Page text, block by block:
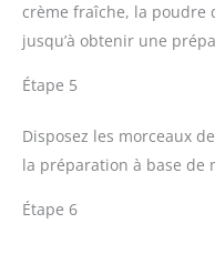
crème fraîche, la poudre
jusqu’à obtenir une
Étape 5
Disposez les morceaux
la préparation à base de
Étape 6